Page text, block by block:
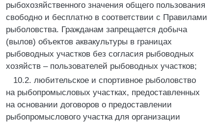
рыбохозяйственного значения общего пользования
свободно и бесплатно в соответствии с Правилами
рыболовства. Гражданам запрещается добыча
(вылов) объектов аквакультуры в границах
рыбоводных участков без согласия рыбоводных
хозяйств – пользователей рыбоводных участков;
10.2. любительское и спортивное рыболовство
на рыбопромысловых участках, предоставленных
на основании договоров о предоставлении
рыбопромыслового участка для организации